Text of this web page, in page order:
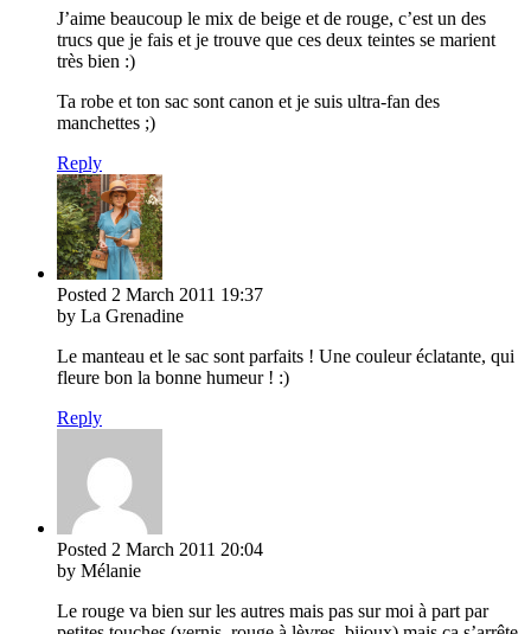
J’aime beaucoup le mix de beige et de rouge, c’est un des
trucs que je fais et je trouve que ces deux teintes se marient
très bien :)
Ta robe et ton sac sont canon et je suis ultra-fan des
manchettes ;)
Reply
Posted 2 March 2011 19:37
by La Grenadine
Le manteau et le sac sont parfaits ! Une couleur éclatante, qui
fleure bon la bonne humeur ! :)
Reply
Posted 2 March 2011 20:04
by Mélanie
Le rouge va bien sur les autres mais pas sur moi à part par